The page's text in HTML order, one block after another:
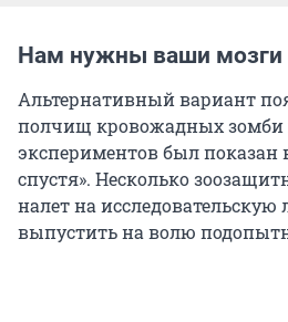
Нам нужны ваши мозги
Альтернативный вариант
полчищ кровожадных зомби
экспериментов был показан
спустя». Несколько
налет на
выпустить на волю